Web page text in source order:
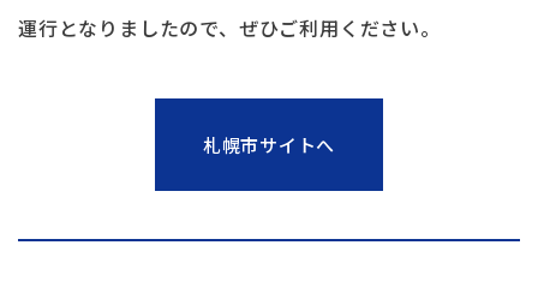
運行となりましたので、ぜひご利用ください。
札幌市サイトへ